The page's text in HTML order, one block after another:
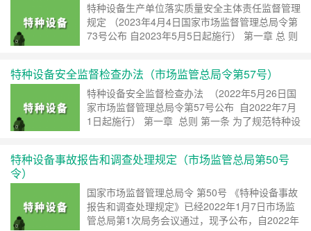
特种设备生产单位落实质量安全主体责任监督管理
规定 （2023年4月4日国家市场监督管理总局令第
73号公布 自2023年5月5日起施行） 第一章 总 则
械……继续阅读 »
特种设备安全监督检查办法（市场监管总局令第57号）
特种设备安全监督检查办法 （2022年5月26日国
家市场监督管理总局令第57号公布 自2022年7月
1日起施行） 第一章 总则 第一条 为了规范特种设
继续阅读 »
特种设备事故报告和调查处理规定（市场监管总局第50号
令）
国家市场监督管理总局令 第50号 《特种设备事故
报告和调查处理规定》已经2022年1月7日市场监
管总局第1次局务会议通过，现予公布，自2022年